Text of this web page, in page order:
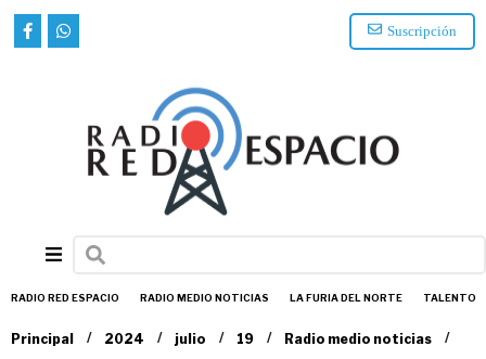
Suscripción
RADIO RED ESPACIO RADIO MEDIO NOTICIAS LA FURIA DEL NORTE TALENTO
Principal / 2024 / julio / 19 / Radio medio noticias /